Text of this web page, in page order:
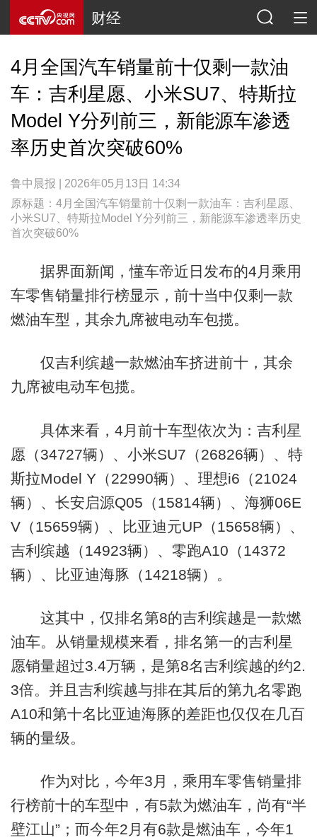
财经
4月全国汽车销量前十仅剩一款油
车：吉利星愿、小米SU7、特斯拉
Model Y分列前三，新能源车渗透
率历史首次突破60%
鲁中晨报 | 2026年05月13日 14:34
原标题：4月全国汽车销量前十仅剩一款油车：吉利星愿、
小米SU7、特斯拉Model Y分列前三，新能源车渗透率历史
首次突破60%
据界面新闻，懂车帝近日发布的4月乘用
车零售销量排行榜显示，前十当中仅剩一款
燃油车型，其余九席被电动车包揽。
仅吉利缤越一款燃油车挤进前十，其余
九席被电动车包揽。
具体来看，4月前十车型依次为：吉利星
愿（34727辆）、小米SU7（26826辆）、特
斯拉Model Y（22990辆）、理想i6（21024
辆）、长安启源Q05（15814辆）、海狮06E
V（15659辆）、比亚迪元UP（15658辆）、
吉利缤越（14923辆）、零跑A10（14372
辆）、比亚迪海豚（14218辆）。
这其中，仅排名第8的吉利缤越是一款燃
油车。从销量规模来看，排名第一的吉利星
愿销量超过3.4万辆，是第8名吉利缤越的约2.
3倍。并且吉利缤越与排在其后的第九名零跑
A10和第十名比亚迪海豚的差距也仅仅在几百
辆的量级。
作为对比，今年3月，乘用车零售销量排
行榜前十的车型中，有5款为燃油车，尚有“半
壁江山”；而今年2月有6款是燃油车，今年1